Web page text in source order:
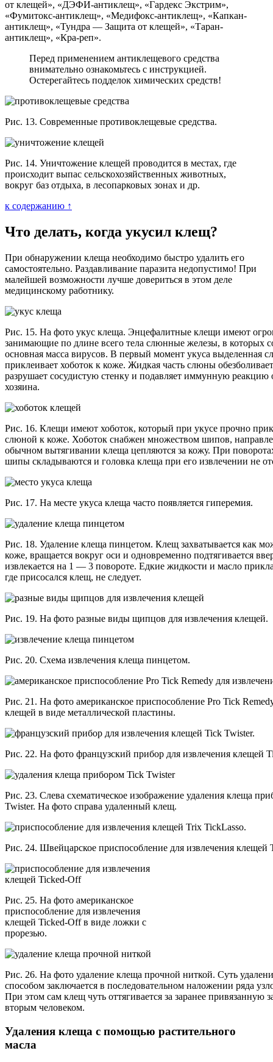
от клещей», «ДЭФИ-антиклещ», «Гардекс Экстрим»,
«Фумитокс-антиклещ», «Медифокс-антиклещ», «Капкан-
антиклещ», «Тундра — Защита от клещей», «Таран-
антиклещ», «Кра-реп».
Перед применением антиклещевого средства
внимательно ознакомьтесь с инструкцией.
Остерегайтесь подделок химических средств!
Рис. 13. Современные противоклещевые средства.
Рис. 14. Уничтожение клещей проводится в местах, где
происходит выпас сельскохозяйственных животных,
вокруг баз отдыха, в лесопарковых зонах и др.
к содержанию ↑
Что делать, когда укусил клещ?
При обнаружении клеща необходимо быстро удалить его
самостоятельно. Раздавливание паразита недопустимо! При
малейшей возможности лучше довериться в этом деле
медицинскому работнику.
Рис. 15. На фото укус клеща. Энцефалитные клещи имеют
занимающие по длине всего тела слюнные железы, в которых
основная масса вирусов. В первый момент укуса выделенная
приклеивает хоботок к коже. Жидкая часть слюны
разрушает сосудистую стенку и подавляет иммунную реакцию
хозяина.
Рис. 16. Клещи имеют хоботок, который при укусе прочно
слюной к коже. Хоботок снабжен множеством шипов,
обычном вытягивании клеща цепляются за кожу. При
шипы складываются и головка клеща при его извлечении не
Рис. 17. На месте укуса клеща часто появляется гиперемия.
Рис. 18. Удаление клеща пинцетом. Клещ захватывается как
коже, вращается вокруг оси и одновременно подтягивается
извлекается на 1 — 3 повороте. Едкие жидкости и масло
где присосался клещ, не следует.
Рис. 19. На фото разные виды щипцов для извлечения клещей.
Рис. 20. Схема извлечения клеща пинцетом.
Рис. 21. На фото американское приспособление Pro Tick
клещей в виде металлической пластины.
Рис. 22. На фото французский прибор для извлечения клещей
Рис. 23. Слева схематическое изображение удаления клеща
Twister. На фото справа удаленный клещ.
Рис. 24. Швейцарское приспособление для извлечения клещей
Рис. 25. На фото американское
приспособление для извлечения
клещей Ticked-Off в виде ложки с
прорезью.
Рис. 26. На фото удаление клеща прочной ниткой. Суть
способом заключается в последовательном наложении ряда
При этом сам клещ чуть оттягивается за заранее привязанную
вторым человеком.
Удаления клеща с помощью растительного
масла